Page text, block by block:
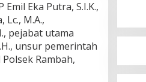
Eka Putra, S.I.K.,
M.A.,
pejabat utama
unsur pemerintah
Rambah,